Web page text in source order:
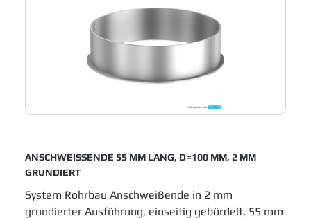
Laufrohre einsetzen.
ANSCHWEISSENDE 55 MM LANG, D=100 MM, 2 MM
GRUNDIERT
System Rohrbau Anschweißende in 2 mm
grundierter Ausführung, einseitig gebördelt, 55 mm